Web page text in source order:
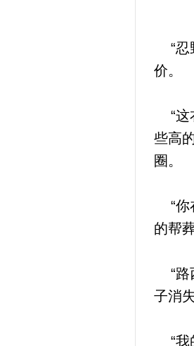
“忍
价。
“这
些高
圈。
“你
的帮
“路
子消
“我